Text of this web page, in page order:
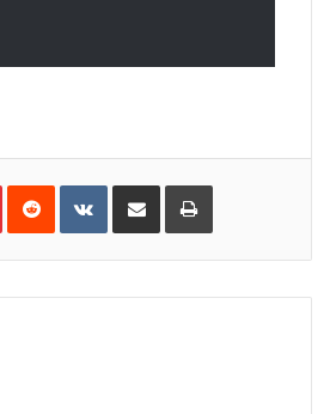
PinterestReddit VKontakteShare
Email
Print